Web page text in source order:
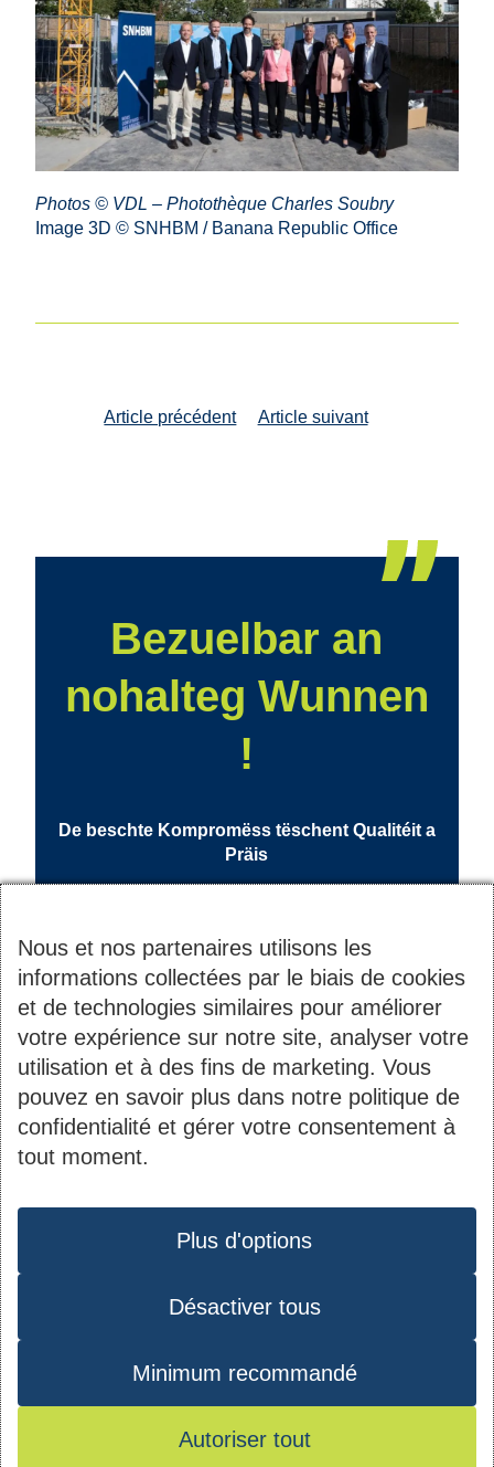
Nous et nos partenaires utilisons les
informations collectées par le biais de cookies
et de technologies similaires pour améliorer
votre expérience sur notre site, analyser votre
utilisation et à des fins de marketing. Vous
pouvez en savoir plus dans notre politique de
confidentialité et gérer votre consentement à
tout moment.
Plus d'options
Désactiver tous
Minimum recommandé
Autoriser tout
Photos © VDL – Photothèque Charles Soubry
Image 3D © SNHBM / Banana Republic Office
NavigationArticle précédent Article suivant
Bezuelbar an
nohalteg Wunnen
!
De beschte Kompromëss tëschent Qualitéit a
Präis
Informations
du
pied
de
page
Matricule : 1919 2200
RCS : B 40971
Contact
L-1852 Luxembourg
Tél. :44 82 92-1
Instagram
YoutubeFacebook